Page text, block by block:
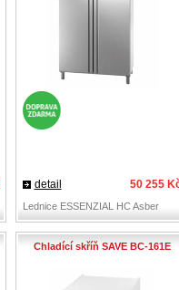
50 255
detail
Lednice ESSENZIAL HC Asber
Chladící skříň SAVE BC-161E